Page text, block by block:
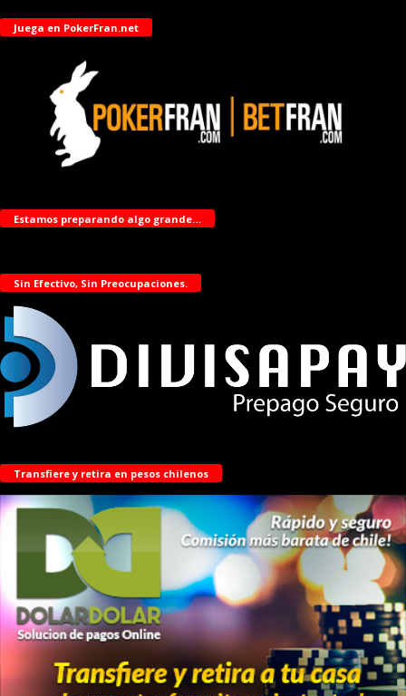
Juega en PokerFran.net
Estamos preparando algo grande…
Sin Efectivo, Sin Preocupaciones.
Transfiere y retira en pesos chilenos